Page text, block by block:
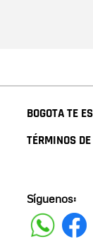
BOGOTA TE
TÉRMINOS
Síguenos: